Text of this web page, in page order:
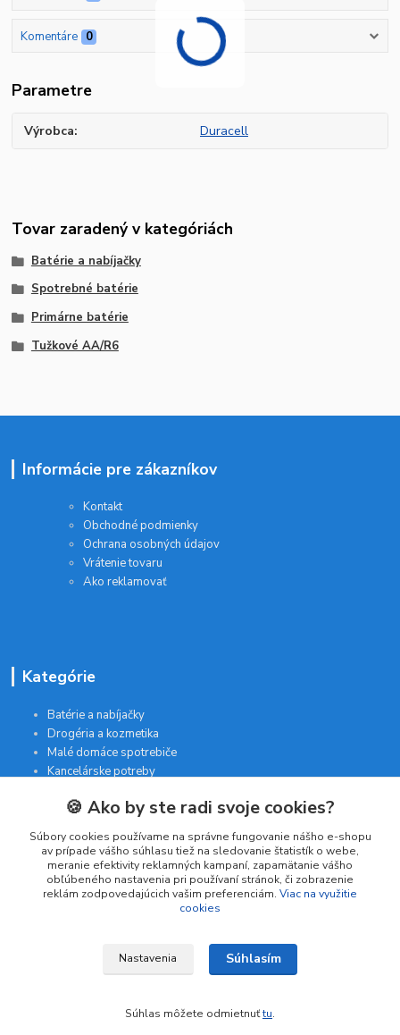
Komentáre 0
Parametre
Výrobca Duracell
Tovar zaradený v kategóriách
Batérie a nabíjačky
Spotrebné batérie
Primárne batérie
Tužkové AA/R6
Informácie pre zákazníkov
Kontakt
Obchodné podmienky
Ochrana osobných údajov
Vrátenie tovaru
Ako reklamovať
Kategórie
Batérie a nabíjačky
Drogéria a kozmetika
Malé domáce spotrebiče
Kancelárske potreby
Kontakt
INTERGAM s.r.o
Jelšová 5
🍪 Ako by ste radi svoje cookies?
Súbory cookies používame na správne fungovanie nášho e-shopu
av prípade vášho súhlasu tiež na sledovanie štatistík o webe,
meranie efektivity reklamných kampaní, zapamätanie vášho
obľúbeného nastavenia pri používaní stránok, či zobrazenie
reklám zodpovedajúcich vašim preferenciám. Viac na využitie
cookies
Nastavenia Súhlasím
Súhlas môžete odmietnuťtu.